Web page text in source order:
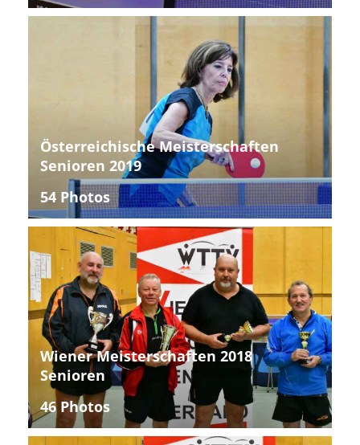
Österreichische Meisterschaften
Senioren 2019
54 Photos
Wiener Meisterschaften 2018
Senioren
46 Photos